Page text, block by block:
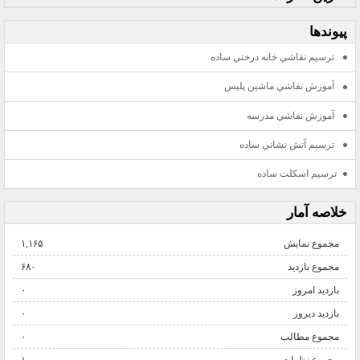
پيوندها
ترسيم نقاشي خانه درختي ساده
آموزش نقاشي ماشين پليس
آموزش نقاشي مدرسه
ترسيم آتش نشاني ساده
ترسيم اسكلت ساده
خلاصه آمار
مجموع نمایش‌ ۱,۱۶۵
مجموع بازدید ۶۸۰
بازدید امروز ۰
بازدید دیروز ۰
مجموع مطالب ۰